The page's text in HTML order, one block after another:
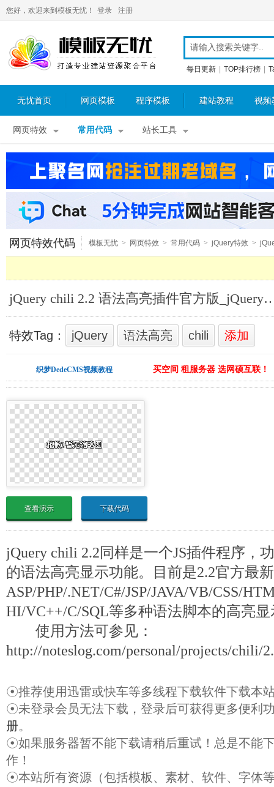
您好，欢迎来到模板无忧！ 登录 注册
每日更新 TOP排行榜
无忧首页 网页模板 程序模板 建站教程 视频
网页特效 常用代码 站长工具
网页特效代码 模板无忧 > 网页特效 > 常用代码 > jQuery特效 >
其他特效 >
jQuery chili 2.2 语法高亮插
特效Tag： jQuery 语法高亮 chili 添加
织梦DedeCMS视频教程 买空间 租服务器 选网硕互联！
查看演示 下载代码
jQuery chili 2.2同样是一个JS插件程序，
的语法高亮显示功能。目前是2.2官方最
ASP/PHP/.NET/C#/JSP/JAVA/VB/CSS/
HI/VC++/C/SQL等多种语法脚本的高亮
使用方法可参见：
http://noteslog.com/personal/projects/chili/
☉推荐使用迅雷或快车等多线程下载软件下载本
☉未登录会员无法下载，登录后可获得更多便利
册。
☉如果服务器暂不能下载请稍后重试！总是不能
作！
☉本站所有资源（包括模板、素材、软件、字体